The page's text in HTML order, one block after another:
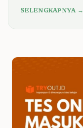
SELENGKAPNYA →